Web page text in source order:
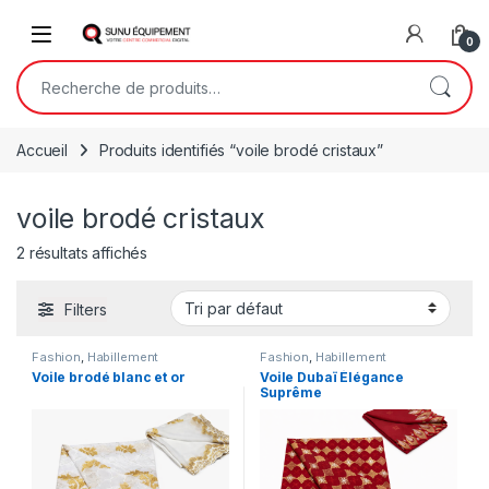
Open 0
Recherche pour :
Accueil Produits identifiés “voile brodé cristaux”
voile brodé cristaux
2 résultats affichés
Filters
Fashion, Habillement
Voile brodé blanc et or
Fashion, Habillement
Voile Dubaï Élégance
Suprême